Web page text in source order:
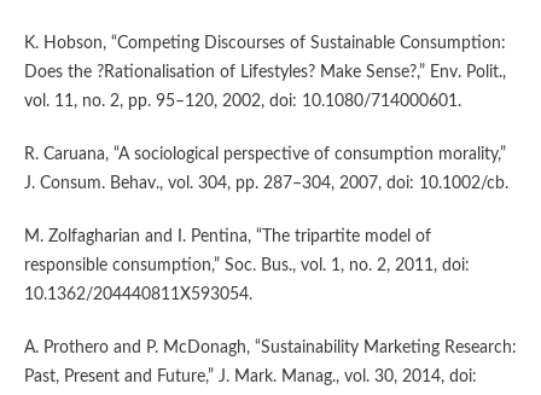
K. Hobson, “Competing Discourses of Sustainable Consumption:
Does the ?Rationalisation of Lifestyles? Make Sense?,” Env. Polit.,
vol. 11, no. 2, pp. 95–120, 2002, doi: 10.1080/714000601.
R. Caruana, “A sociological perspective of consumption morality,”
J. Consum. Behav., vol. 304, pp. 287–304, 2007, doi: 10.1002/cb.
M. Zolfagharian and I. Pentina, “The tripartite model of
responsible consumption,” Soc. Bus., vol. 1, no. 2, 2011, doi:
10.1362/204440811X593054.
A. Prothero and P. McDonagh, “Sustainability Marketing Research:
Past, Present and Future,” J. Mark. Manag., vol. 30, 2014, doi: